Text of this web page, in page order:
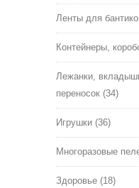
Ленты для
Контейнеры,
Лежанки,
переносок (34)
Игрушки (36)
Многоразовые
Здоровье (18)